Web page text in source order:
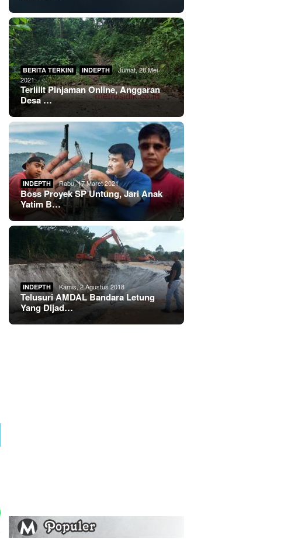
BERITA TERKINI , INDEPTH
Jumat, 28 Mei
2021
Terlilit Pinjaman Online, Anggaran
Desa …
INDEPTH Rabu, 17 Maret 2021
Boss Proyek SP Untung, Jari Anak
Yatim B…
INDEPTH Kamis, 2 Agustus 2018
Telusuri AMDAL Bandara Letung
Yang Dijad…